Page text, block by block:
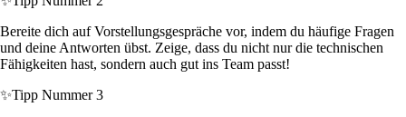
Bereite dich auf Vorstellungsgespräche vor, indem du häufige Fragen
und deine Antworten übst. Zeige, dass du nicht nur die technischen
Fähigkeiten hast, sondern auch gut ins Team passt!
✨Tipp Nummer 3